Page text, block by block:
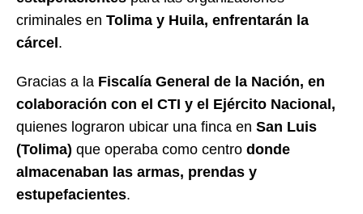
criminales en Tolima y Huila, enfrentarán la
cárcel .
Gracias a la Fiscalía General de la Nación, en
colaboración con el CTI y el Ejército Nacional,
quienes lograron ubicar una finca en San Luis
(Tolima) que operaba como centro donde
almacenaban las armas, prendas y
estupefacientes.